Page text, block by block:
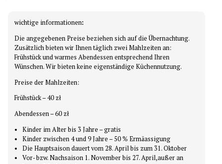
wichtige informationen:
Die angegebenen Preise beziehen sich auf die Übernachtung.
Zusätzlich bieten wir Ihnen täglich zwei Mahlzeiten an:
Frühstück und warmes Abendessen entsprechend Ihren
Wünschen. Wir bieten keine eigenständige Küchennutzung.
Preise der Mahlzeiten:
Frühstück – 40 zł
Abendessen – 60 zł
Kinder im Alter bis 3 Jahre – gratis
Kinder zwischen 4 und 9 Jahre – 50 % Ermäassigung
Die Hauptsaison dauert vom 28. April bis zum 31. Oktober
Vor- bzw. Nachsaison 1. November bis 27. April,außer an